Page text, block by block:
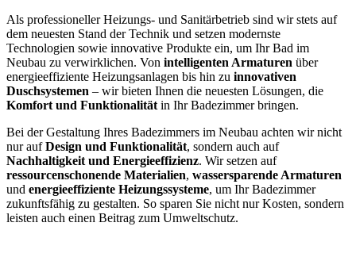
Als professioneller Heizungs- und Sanitärbetrieb sind wir stets auf
dem neuesten Stand der Technik und setzen modernste
Technologien sowie innovative Produkte ein, um Ihr Bad im
Neubau zu verwirklichen. Von intelligenten Armaturen über
energieeffiziente Heizungsanlagen bis hin zu innovativen
Duschsystemen – wir bieten Ihnen die neuesten Lösungen, die
Komfort und Funktionalität in Ihr Badezimmer bringen.
Bei der Gestaltung Ihres Badezimmers im Neubau achten wir nicht
nur aufDesign und Funktionalität, sondern auch auf
Nachhaltigkeit und Energieeffizienz. Wir setzen auf
ressourcenschonende Materialien, wassersparende Armaturen
und energieeffiziente Heizungssysteme, um Ihr Badezimmer
zukunftsfähig zu gestalten. So sparen Sie nicht nur Kosten, sondern
leisten auch einen Beitrag zum Umweltschutz.